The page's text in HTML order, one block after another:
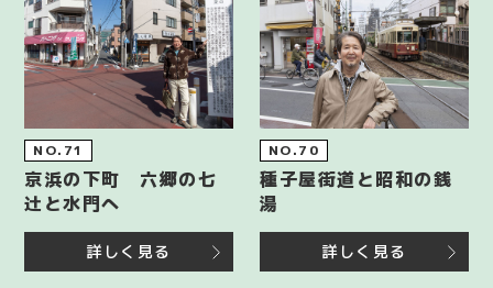
NO.71
京浜の下町 六郷の七
辻と水門へ
詳しく見る
NO.70
種子屋街道と昭和の銭
湯
詳しく見る